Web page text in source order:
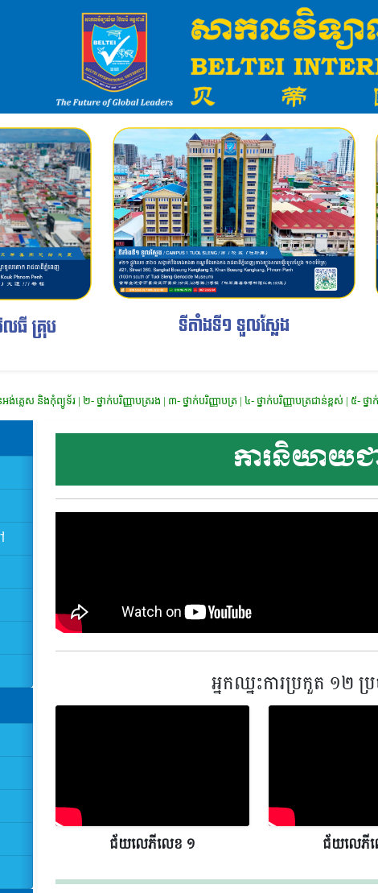
លធី គ្រុប ទី​តាំងទី១ ទួលស្លែង
ទ័រ | ២- ថ្នាក់បរិញ្ញាបត្ររង | ៣- ថ្នាក់បរិញ្ញាបត្រ | ៤- ថ្នាក់បរិញ្ញាបត្រជាន់ខ្ពស់ | ៥- ថ្នាក់បណ្ឌិត
ការនិយាយជ
អ្នកឈ្នះការប្រកួត ១២ ប្
ជ័យលេភីលេខ​​ ១ ជ័យលេភី